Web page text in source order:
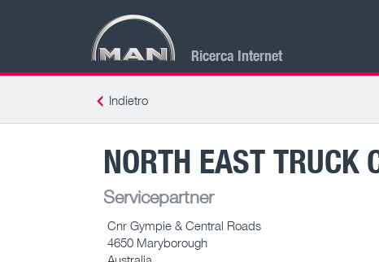
Ricerca Internet
Indietro
NORTH EAST TRUCK
Servicepartner
Cnr Gympie & Central Roads
4650 Maryborough